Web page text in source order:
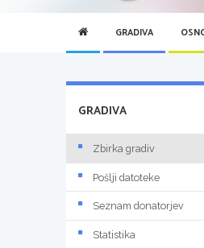
GRADIVA
GRADIVA
Zbirka gradiv
Pošlji datoteke
Seznam donatorjev
Statistika